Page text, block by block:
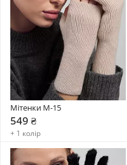
Мітенки М-15
549 ₴
+ 1 колір